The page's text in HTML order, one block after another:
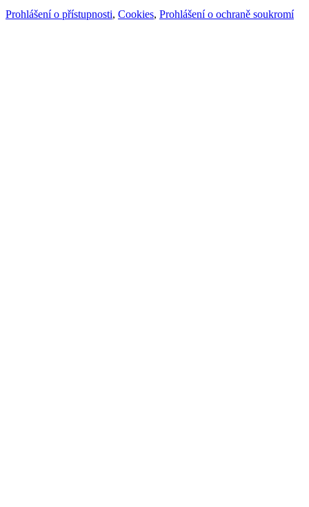
Prohlášení o přístupnosti, Cookies, Prohlášení o ochraně soukromí